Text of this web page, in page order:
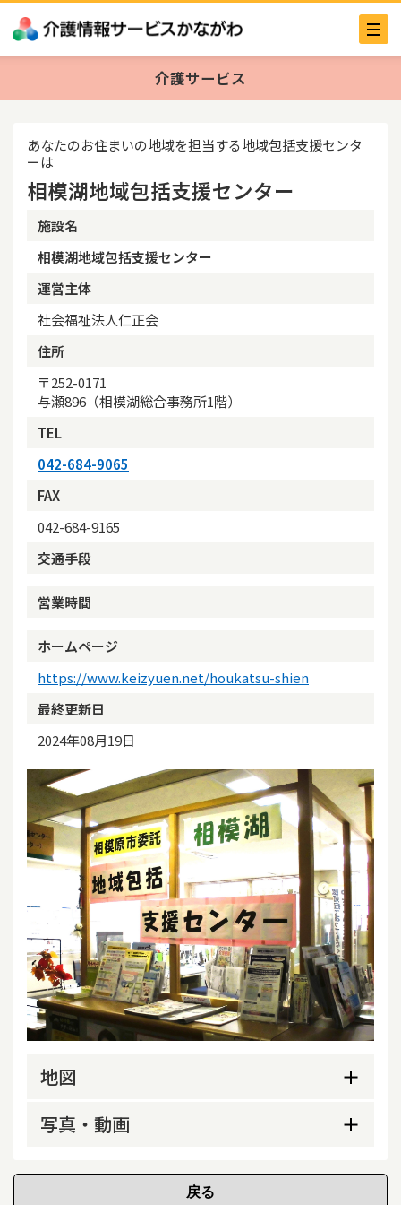
介護サービス
あなたのお住まいの地域を担当する地域包括支援センタ
ーは
相模湖地域包括支援センター
施設名
相模湖地域包括支援センター
運営主体
社会福祉法人仁正会
住所
〒252-0171
与瀬896（相模湖総合事務所1階）
TEL
042-684-9065
FAX
042-684-9165
交通手段
営業時間
ホームページ
https://www.keizyuen.net/houkatsu-shien
最終更新日
2024年08月19日
地図
写真・動画
外観 事務所内